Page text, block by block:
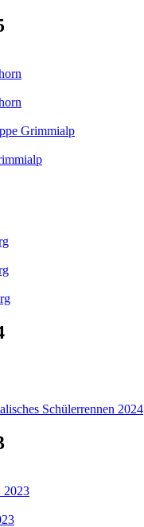
Grimmialp
Schülerrennen 2024
2023